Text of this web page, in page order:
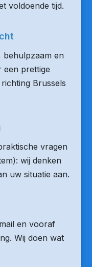
voldoende tijd.
behulpzaam en
een prettige
Brussels
vragen
wij denken
uw situatie aan.
en vooraf
Wij doen wat